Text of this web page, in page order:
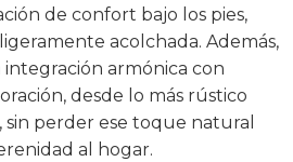
de confort bajo los pies,
acolchada. Además,
armónica con
desde lo más rústico
sin perder ese toque natural
al hogar.